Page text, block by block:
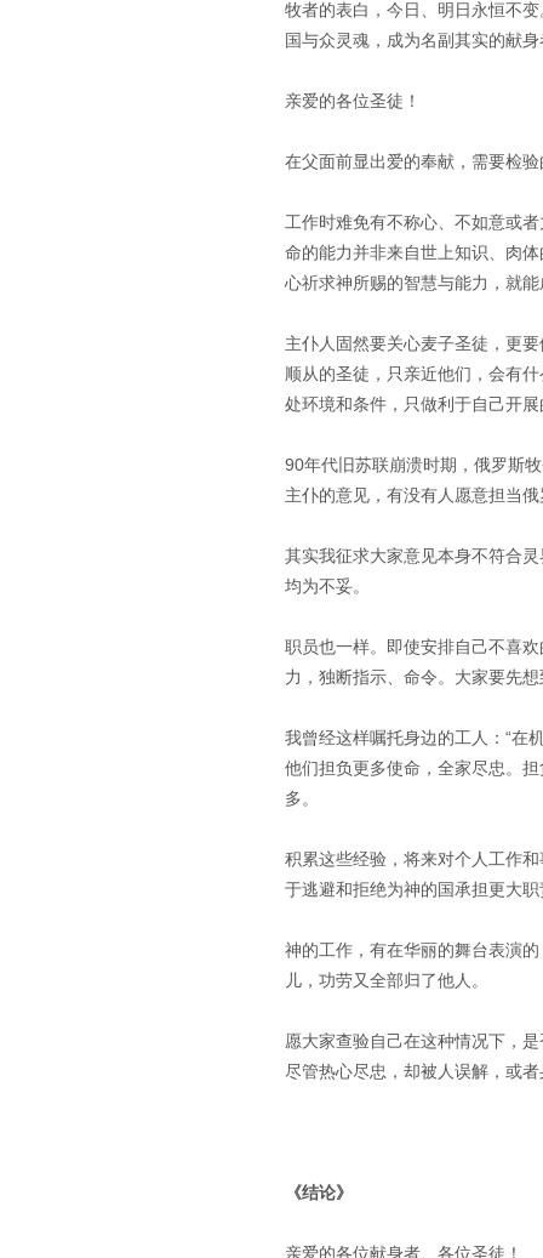
牧者的表白，今日、明日永恒不
国与众灵魂，成为名副其实的献
亲爱的各位圣徒！
在父面前显出爱的奉献，需要检
工作时难免有不称心、不如意或
命的能力并非来自世上知识、肉
心祈求神所赐的智慧与能力，就
主仆人固然要关心麦子圣徒，更
顺从的圣徒，只亲近他们，会有
处环境和条件，只做利于自己开
90年代旧苏联崩溃时期，俄罗斯
主仆的意见，有没有人愿意担当
其实我征求大家意见本身不符合
均为不妥。
职员也一样。即使安排自己不喜
力，独断指示、命令。大家要先
我曾经这样嘱托身边的工人：“在
他们担负更多使命，全家尽忠。
多。
积累这些经验，将来对个人工作
于逃避和拒绝为神的国承担更大职
神的工作，有在华丽的舞台表演
儿，功劳又全部归了他人。
愿大家查验自己在这种情况下，
尽管热心尽忠，却被人误解，或
《结论》
亲爱的各位献身者、各位圣徒！